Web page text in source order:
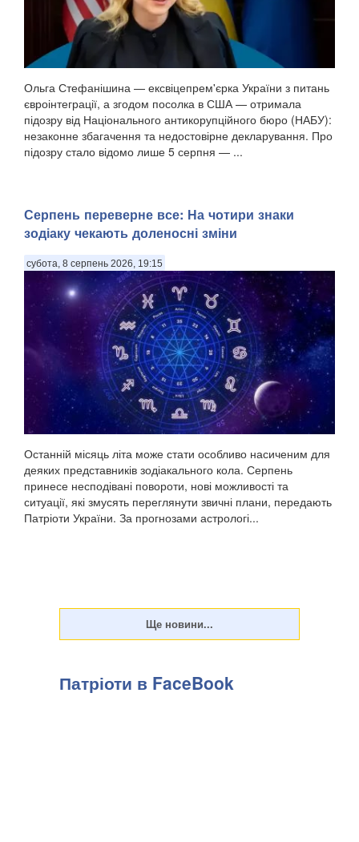
Ольга Стефанішина — ексвіцепрем'єрка України з питань
євроінтеграції, а згодом посолка в США — отримала
підозру від Національного антикорупційного бюро (НАБУ):
незаконне збагачення та недостовірне декларування. Про
підозру стало відомо лише 5 серпня — ...
Серпень переверне все: На чотири знаки
зодіаку чекають доленосні зміни
субота, 8 серпень 2026, 19:15
Останній місяць літа може стати особливо насиченим для
деяких представників зодіакального кола. Серпень
принесе несподівані повороти, нові можливості та
ситуації, які змусять переглянути звичні плани, передають
Патріоти України. За прогнозами астрологі...
Патріоти в FaceBook